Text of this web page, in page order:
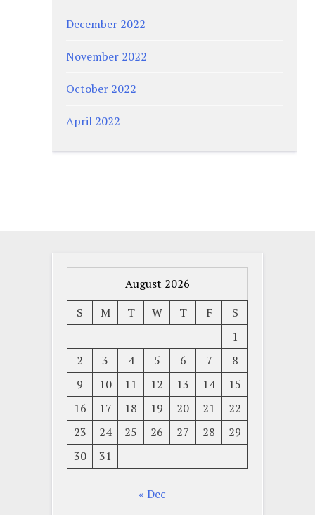
December 2022
November 2022
October 2022
April 2022
August 2026
S
M T W T F
S
1
2
3 4 5 6 7
8
9
10 11 12 13 14
15
16
17 18 19 20 21
22
23
24 25 26 27 28
29
30
31
« Dec